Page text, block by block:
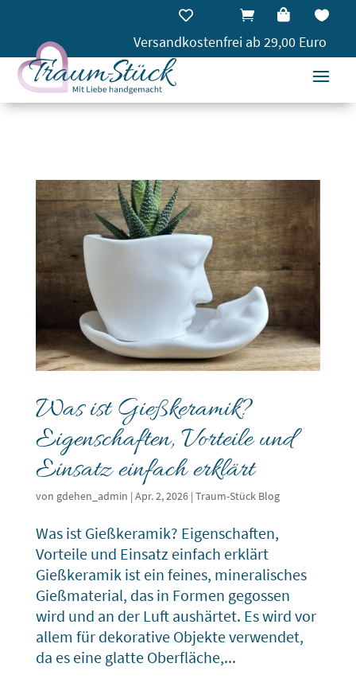




Versandkostenfrei ab 29,00 Euro
Was ist Gießkeramik?
Eigenschaften, Vorteile und
Einsatz einfach erklärt
von gdehen_admin | Apr. 2, 2026| Traum-Stück Blog
Was ist Gießkeramik? Eigenschaften,
Vorteile und Einsatz einfach erklärt
Gießkeramik ist ein feines, mineralisches
Gießmaterial, das in Formen gegossen
wird und an der Luft aushärtet. Es wird vor
allem für dekorative Objekte verwendet,
da es eine glatte Oberfläche,...